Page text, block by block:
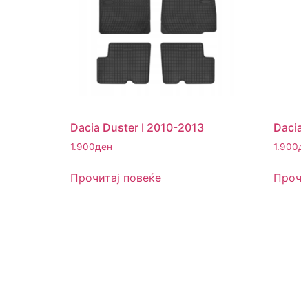
Dacia Duster I 2010-2013
1.900ден
Прочитај повеќе
1.900